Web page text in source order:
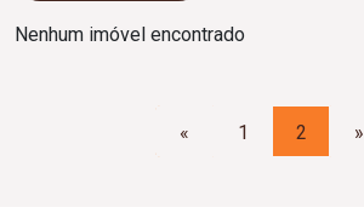
Nenhum imóvel encontrado
« 1 2 »